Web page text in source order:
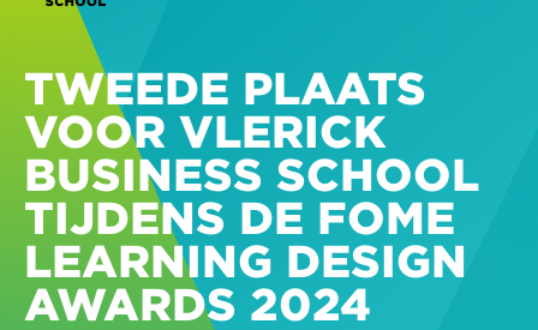
TWEEDE PLAATS
VOOR VLERICK
BUSINESS SCHOOL
TIJDENS DE FOME
LEARNING DESIGN
AWARDS 2024